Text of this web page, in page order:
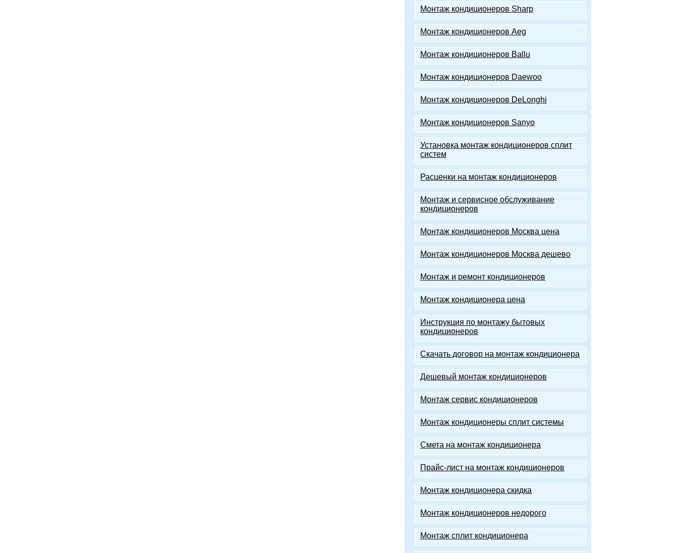
Монтаж кондиционеров Sharp
Монтаж кондиционеров Аeg
Монтаж кондиционеров Ballu
Монтаж кондиционеров Daewoo
Монтаж кондиционеров DeLonghi
Монтаж кондиционеров Sanyo
Установка монтаж кондиционеров сплит
систем
Расценки на монтаж кондиционеров
Монтаж и сервисное обслуживание
кондиционеров
Монтаж кондиционеров Москва цена
Монтаж кондиционеров Москва дешево
Монтаж и ремонт кондиционеров
Монтаж кондиционера цена
Инструкция по монтажу бытовых
кондиционеров
Скачать договор на монтаж кондиционера
Дешевый монтаж кондиционеров
Монтаж сервис кондиционеров
Монтаж кондиционеры сплит системы
Смета на монтаж кондиционера
Прайс-лист на монтаж кондиционеров
Монтаж кондиционера скидка
Монтаж кондиционеров недорого
Монтаж сплит кондиционера